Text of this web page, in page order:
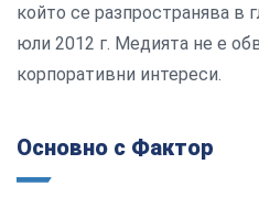
който се разпространява в
юли 2012 г. Медията не е
корпоративни интереси.
Основно с Фактор